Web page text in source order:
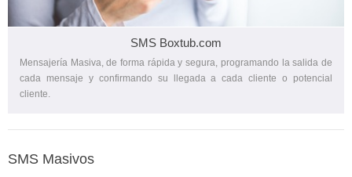
SMS Boxtub.com
Mensajería Masiva, de forma rápida y segura, programando la salida de
cada mensaje y confirmando su llegada a cada cliente o potencial
cliente.
SMS Masivos